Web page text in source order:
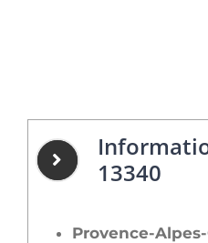
13340
Provence-Alpes-